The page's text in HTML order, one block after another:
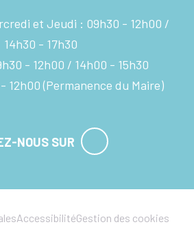
et Jeudi : 09h30 - 12h00
14h30 - 17h30
- 12h00
14h00 - 15h30
12h00 (Permanence du Maire)
NOUS SUR
AccessibilitéGestion des cookies